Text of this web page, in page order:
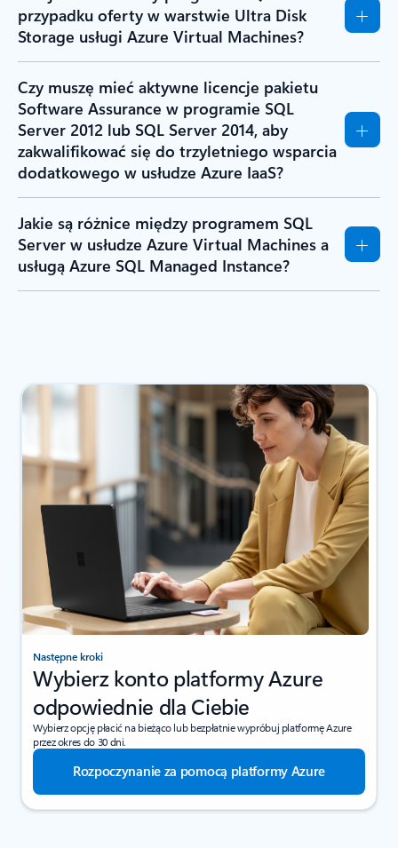
przypadku oferty w warstwie Ultra Disk
Storage usługi Azure Virtual Machines?
Czy muszę mieć aktywne licencje pakietu
Software Assurance w programie SQL
Server 2012 lub SQL Server 2014, aby
zakwalifikować się do trzyletniego wsparcia
dodatkowego w usłudze Azure IaaS?
Jakie są różnice między programem SQL
Server w usłudze Azure Virtual Machines a
usługą Azure SQL Managed Instance?
Następne kroki
Wybierz konto platformy Azure
odpowiednie dla Ciebie
Wybierz opcję płacić na bieżąco lub bezpłatnie wypróbuj platformę Azure
przez okres do 30 dni.
Rozpoczynanie za pomocą platformy Azure